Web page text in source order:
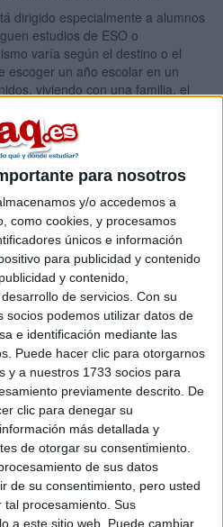
para nosotros
y/o accedemos a
como cookies, y procesamos
únicos e información
para publicidad y contenido
y contenido,
de servicios. Con su
socios podemos utilizar datos de
e identificación mediante las
Puede hacer clic para otorgarnos
y a nuestros 1733 socios para
previamente descrito. De
clic para denegar su
más detallada y
de otorgar su consentimiento.
de sus datos
de su consentimiento, pero usted
procesamiento. Sus
a este sitio web. Puede cambiar
dirigido especialmente a alumnos
estudios de ESO o
varía según el destino o el
escoger un año escolar en un
viviendo con una familia, el
supondría pagar clases de inglés
años que se necesitan para
en el curso 2010-2011 ya están
información pinchaaquí.
- Qué
poder ser admitido